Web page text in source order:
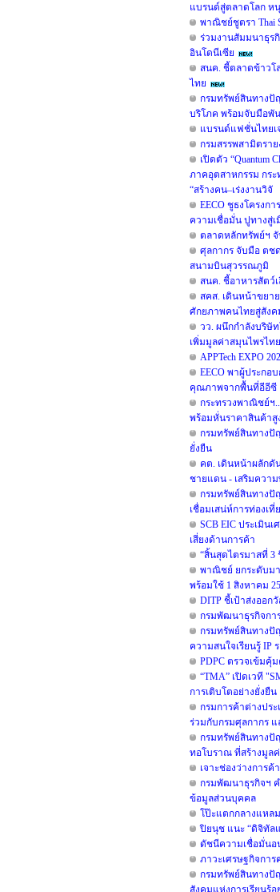
แบรนด์สู่ตลาดโลก ห
พาณิชย์ชูตรา Thai
ร่วมงานสัมมนาธุร
อินโดนีเซีย
สนค. ชี้ตลาดข้าวโ
ไทย
กรมทรัพย์สินทางปั
บริโภค พร้อมจับมือพั
แบรนด์แฟชั่นไทยเ
กรมสรรพสามิตรา
เปิดตัว “Quantum
ภาคอุตสาหกรรม กระ
“สร้างคน–เร่งงานวิจั
EECO ชูธงโครงก
ความเชื่อมั่น ปูทางสู่
ตลาดหลักทรัพย์ฯ
ศุลกากร จับมือ ตช
สนามบินสุวรรณภูมิ
สนค. ชี้อาหารสัตว์
สคส. เดินหน้าขยาย
ศักยภาพคนไทยสู่สังค
วว. ผนึกกำลังบริษั
เพิ่มมูลค่าสมุนไพรไท
APPTech EXPO
EECO พาผู้ประกอ
คุณภาพจากพื้นที่อีอีซี
กระทรวงพาณิชย์ฯ
พร้อมหั่นราคาสินค้าสู
กรมทรัพย์สินทางปั
ยั่งยืน
คต. เดินหน้าผลักดั
ชายแดน - เสริมควา
กรมทรัพย์สินทางปั
เชื่อมเสน่ห์การท่องเ
SCB EIC ประเมิน
เสี่ยงด้านการค้า
“สิ้นสุดไตรมาสที่ 3
พาณิชย์ ยกระดับม
พร้อมใช้ 1 สิงหาคม
DITP ชี้เป้าส่งออก
กรมพัฒนาธุรกิจกา
กรมทรัพย์สินทางปั
ความสนใจเรียนรู้ IP
PDPC ตรวจเข้มคุ้
“TMA” เปิดเวที
การเติบโตอย่างยั่งยืน
กรมการค้าต่างปร
ร่วมกับกรมศุลกากร
กรมทรัพย์สินทางปั
ทอโบราณ ที่สร้างมูล
เจาะช่องว่างการ
กรมพัฒนาธุรกิจฯ
ข้อมูลส่วนบุคคล
โป๊ะแตกกลางแหล
ปิยนุช แนะ “ดิจิทัล
ดัชนีความเชื่อมั่นอน
ภาวะเศรษฐกิจการ
กรมทรัพย์สินทางปั
สังคมแห่งการเรียนรู้อ